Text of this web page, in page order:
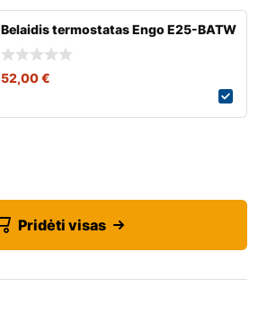
Belaidis termostatas Engo E25-BATW
52,00€
Pridėti visas